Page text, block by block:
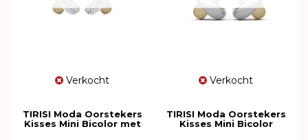
Verkocht
TIRISI Moda Oorstekers
Kisses Mini Bicolor met
Verkocht
TIRISI Moda Oorstekers
Kisses Mini Bicolor